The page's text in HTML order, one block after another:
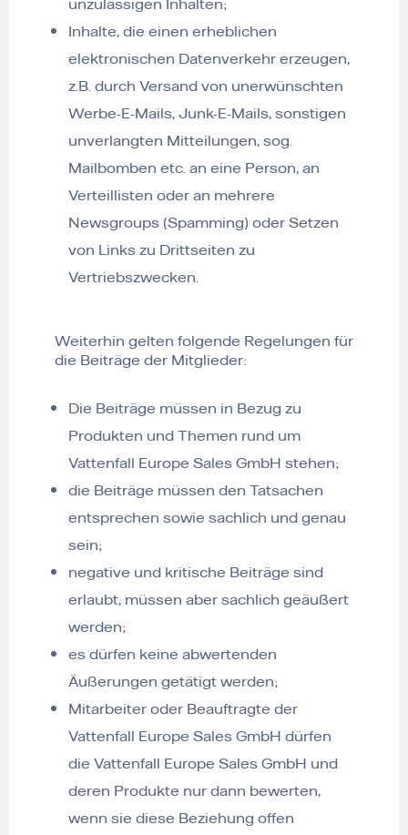
Inhalte, die einen erheblichen
elektronischen Datenverkehr erzeugen,
z.B. durch Versand von unerwünschten
Werbe-E-Mails, Junk-E-Mails, sonstigen
unverlangten Mitteilungen, sog.
Mailbomben etc. an eine Person, an
Verteillisten oder an mehrere
Newsgroups (Spamming) oder Setzen
von Links zu Drittseiten zu
Vertriebszwecken.
Weiterhin gelten folgende Regelungen für
die Beiträge der Mitglieder:
Die Beiträge müssen in Bezug zu
Produkten und Themen rund um
Vattenfall Europe Sales GmbH stehen;
die Beiträge müssen den Tatsachen
entsprechen sowie sachlich und genau
sein;
negative und kritische Beiträge sind
erlaubt, müssen aber sachlich geäußert
werden;
es dürfen keine abwertenden
Äußerungen getätigt werden;
Mitarbeiter oder Beauftragte der
Vattenfall Europe Sales GmbH dürfen
die Vattenfall Europe Sales GmbH und
deren Produkte nur dann bewerten,
wenn sie diese Beziehung offen